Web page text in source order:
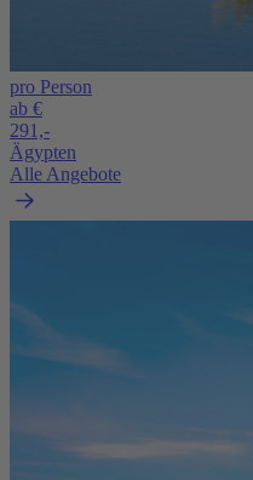
pro Person
ab €
291,-
Ägypten
Alle Angebote